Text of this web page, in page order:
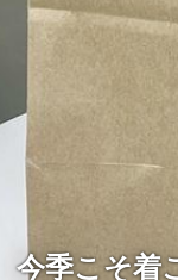
今季こそ着